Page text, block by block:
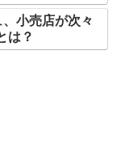
小売店が次々
は？